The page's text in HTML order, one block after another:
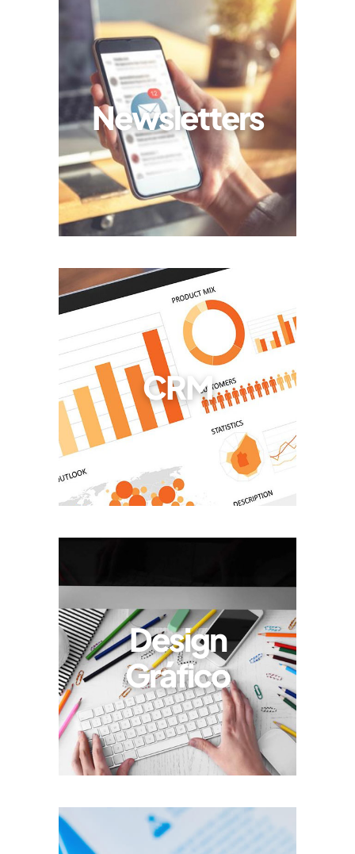
Newsletters
CRM
Design
Gráfico